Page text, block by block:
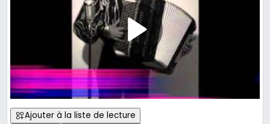
Ajouter à la liste de lecture